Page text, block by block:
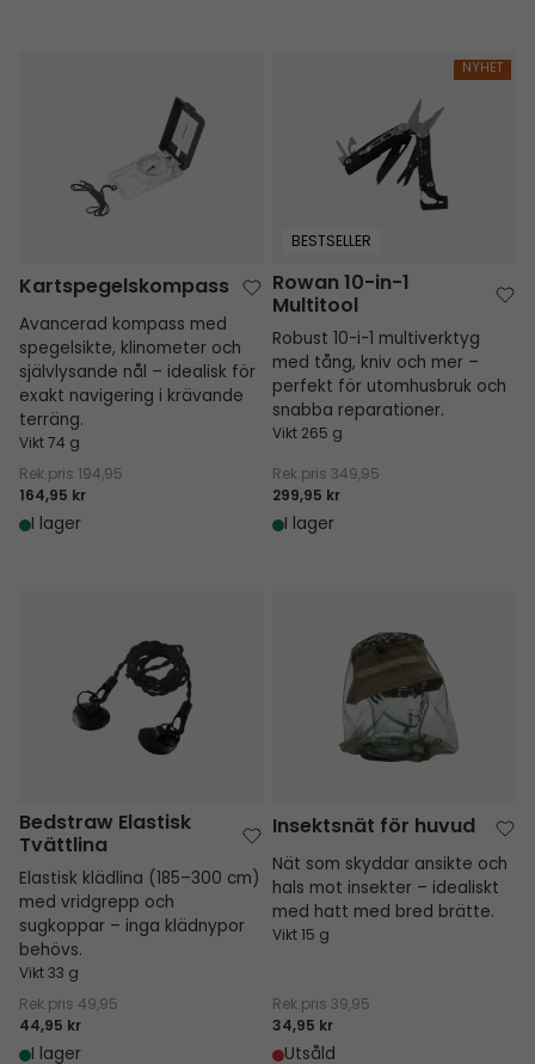
Kartspegelskompass
Avancerad kompass med
spegelsikte, klinometer och
självlysande nål – idealisk för
exakt navigering i krävande
terräng.
Vikt 74 g
Rek.pris 194,95
164,95 kr
I lager
NYHET
BESTSELLER
Rowan 10-in-1
Multitool
Robust 10-i-1 multiverktyg
med tång, kniv och mer –
perfekt för utomhusbruk och
snabba reparationer.
Vikt 265 g
Rek.pris 349,95
299,95 kr
I lager
Bedstraw Elastisk
Tvättlina
Elastisk klädlina (185–300 cm)
med vridgrepp och
sugkoppar – inga klädnypor
behövs.
Vikt 33 g
Rek.pris 49,95
44,95 kr
I lager
Insektsnät för huvud
Nät som skyddar ansikte och
hals mot insekter – idealiskt
med hatt med bred brätte.
Vikt 15 g
Rek.pris 39,95
34,95 kr
Utsåld